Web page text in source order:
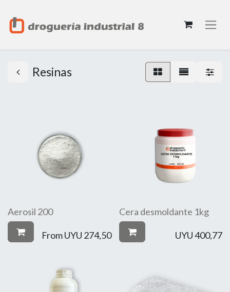
Resinas
Aerosil 200
From UYU 274,50
Cera desmoldante 1kg
UYU400,77